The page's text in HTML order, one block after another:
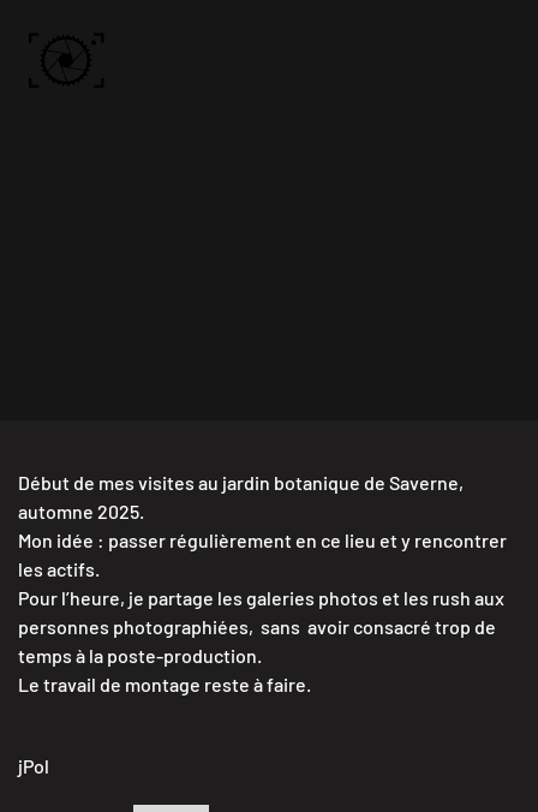
Début de mes visites au jardin botanique de Saverne,
automne 2025.
Mon idée : passer régulièrement en ce lieu et y rencontrer
les actifs.
Pour l’heure, je partage les galeries photos et les rush aux
personnes photographiées, sans avoir consacré trop de
temps à la poste-production.
Le travail de montage reste à faire.
jPol